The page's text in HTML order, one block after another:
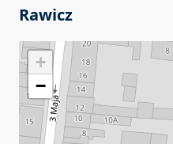
Rawicz
+
−